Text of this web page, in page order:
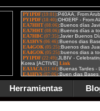
Herramientas
GR HR IR JR